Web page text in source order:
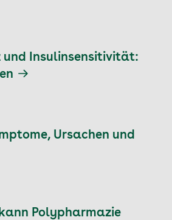
und Insulinsensitivität:
Ursachen und
Polypharmazie